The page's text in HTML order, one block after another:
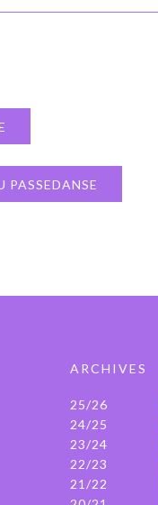
PASSEDANSE
ARCHIVES
25/26
24/25
23/24
22/23
21/22